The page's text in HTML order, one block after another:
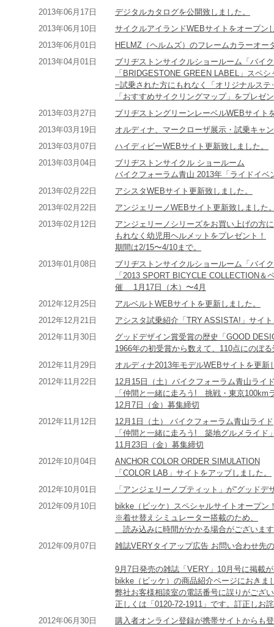
2013年06月17日
デジタルカタログを公開致しました。
2013年06月10日
サイクルアイランドWEBサイトをオープン
2013年06月01日
HELMZ（ヘルムズ）のフレームカラーオー
2013年04月01日
ブリヂストンサイクルショールーム「バイ
「BRIDGESTONE GREEN LABEL」スペ
−試乗された方にもれなく「オリジナルステ
「おすすめサイクリングマップ」をプレゼ
2013年03月27日
ブリヂストングリーンレーベルWEBサイト
2013年03月19日
オルディナ、マークローザ展示・試乗キャ
2013年03月07日
ハイディビーWEBサイト更新致しました。
2013年03月04日
ブリヂストンサイクル ショールーム
バイクフォーラム青山 2013年「ライドイベ
2013年02月22日
アシスタWEBサイト更新致しました。
2013年02月22日
アンジェリーノWEBサイト更新致しました
2013年02月12日
アンジェリーノシリーズをお買い上げの方に
もれなく幼児用ヘルメットをプレゼント！
期間は2/15〜4/10まで。
2013年01月08日
ブリヂストンサイクルショールーム「バイ
「2013 SPORT BICYCLE COLLECTION
催 1月17日（木）〜4月
2012年12月25日
アルベルトWEBサイトを更新しました。
2012年12月21日
アシスタ試乗紹介「TRY ASSISTA!」サイ
2012年11月30日
グッドデザイン賞受賞の歴史「GOOD
1966年の初受賞から数えて、110点にのぼ
2012年11月29日
オルディナ2013年モデルWEBサイトを更新
2012年11月22日
12月15日（土）バイクフォーラム青山ライ
「仲間と一緒に走ろう! 挑戦・東京100km
12月7日（金）募集締切
2012年11月12日
12月1日（土） バイクフォーラム青山ライド
「仲間と一緒に走ろう! 築地グルメライド
11月23日（金）募集締切
2012年10月04日
ANCHOR COLOR ORDER SIMULATION
「COLOR LAB」サイトをアップしました。
2012年10月01日
「アンジェリーノプティット」が“グッド
2012年09月10日
bikke（ビッケ）スペシャルサイトオープン
※着せ替えシミュレーター搭載のため、
読み込みに時間がかかる場合がございま
2012年09月07日
雑誌VERYタイアップ広告 お問い合わせ先
9月7日発売の雑誌「VERY」10月号に掲載
bikke（ビッケ）の商品紹介ページにおきま
弊社お客様相談室の電話番号に誤りがござ
正しくは「0120-72-1911」です。訂正しお
2012年06月30日
購入者オンライン登録が携帯サイトからも